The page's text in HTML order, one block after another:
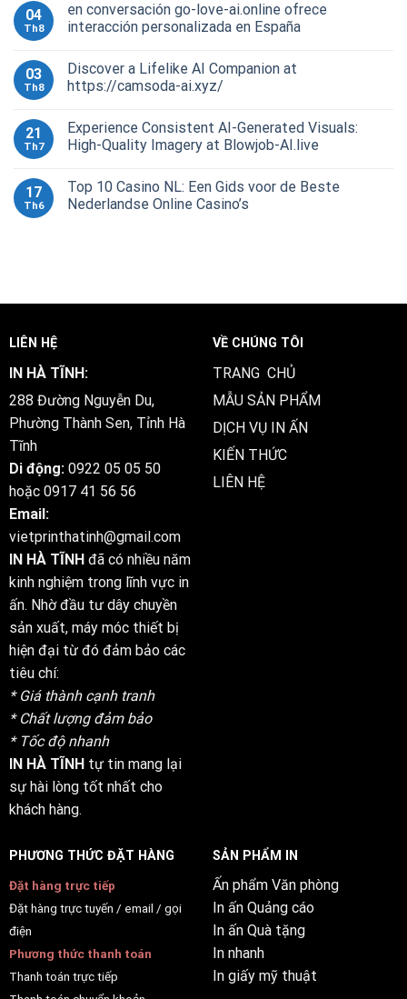
04
Th8
en conversación go-love-ai.online ofrece
interacción personalizada en España
03
Th8
Discover a Lifelike AI Companion at
https://camsoda-ai.xyz/
21
Th7
Experience Consistent AI-Generated Visuals:
High-Quality Imagery at Blowjob-AI.live
17
Th6
Top 10 Casino NL: Een Gids voor de Beste
Nederlandse Online Casino’s
LIÊN HỆ
IN HÀ TĨNH:
288 Đường Nguyễn Du,
Phường Thành Sen, Tỉnh Hà
Tĩnh
Di động: 0922 05 05 50
hoặc 0917 41 56 56
Email:
vietprinthatinh@gmail.com
IN HÀ TĨNH đã có nhiều năm
kinh nghiệm trong lĩnh vực in
ấn. Nhờ đầu tư dây chuyền
sản xuất, máy móc thiết bị
hiện đại từ đó đảm bảo các
tiêu chí:
* Giá thành cạnh tranh
* Chất lượng đảm bảo
* Tốc độ nhanh
IN HÀ TĨNHtự tin mang lại
sự hài lòng tốt nhất cho
khách hàng.
VỀ CHÚNG TÔI
TRANG CHỦ
MẪU SẢN PHẨM
DỊCH VỤ IN ẤN
KIẾN THỨC
LIÊN HỆ
PHƯƠNG THỨC ĐẶT HÀNG
Đặt hàng trực tiếp
Đặt hàng trực tuyến / email / gọi
điện
Phương thức thanh toán
Thanh toán trực tiếp
SẢN PHẨM IN
Ấn phẩm Văn phòng
In ấn Quảng cáo
In ấn Quà tặng
In nhanh
In giấy mỹ thuật